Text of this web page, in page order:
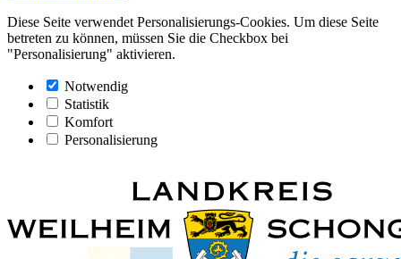
Diese Seite verwendet Personalisierungs-Cookies. Um diese Seite
betreten zu können, müssen Sie die Checkbox bei
"Personalisierung" aktivieren.
Notwendig
Statistik
Komfort
Personalisierung